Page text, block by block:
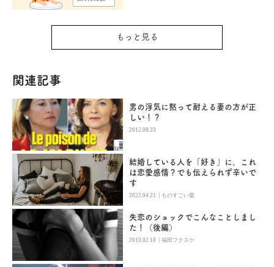
もっと見る
関連記事
男の浮気に黙って耐える妻の方が正
しい！？
2012.08.23
結婚している人を「好き」に。これ
は恋愛感情？でも伝えられず辛いで
す
2022.04.21 | ものすごい愛
失恋のショックでこんなことしまし
た！（後編）
2013.02.18 |福田フクスケ